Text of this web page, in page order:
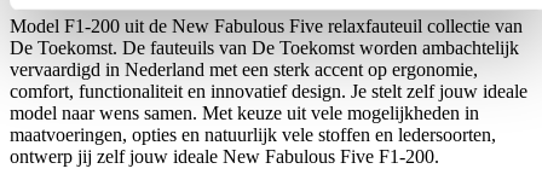
Model F1-200 uit de New Fabulous Five relaxfauteuil collectie van
De Toekomst. De fauteuils van De Toekomst worden ambachtelijk
vervaardigd in Nederland met een sterk accent op ergonomie,
comfort, functionaliteit en innovatief design. Je stelt zelf jouw ideale
model naar wens samen. Met keuze uit vele mogelijkheden in
maatvoeringen, opties en natuurlijk vele stoffen en ledersoorten,
ontwerp jij zelf jouw ideale New Fabulous Five F1-200.